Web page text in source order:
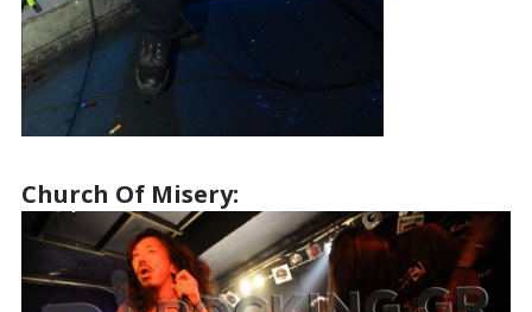
Church Of Misery: